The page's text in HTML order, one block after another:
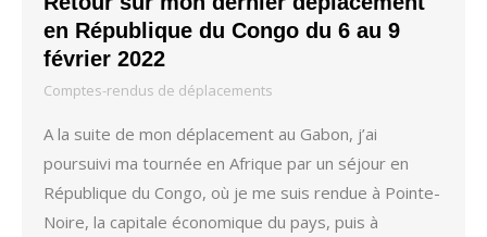
en République du Congo du 6 au 9
février 2022
Comptes-rendus de déplacements
A la suite de mon déplacement au Gabon, j’ai
poursuivi ma tournée en Afrique par un séjour en
République du Congo, où je me suis rendue à Pointe-
Noire, la capitale économique du pays, puis à